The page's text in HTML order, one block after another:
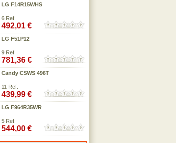
LG F14R15WHS
6 Ref.
492,01 €
LG F51P12
9 Ref.
781,36 €
Candy CSWS 496T
11 Ref.
439,99 €
LG F964R35WR
5 Ref.
544,00 €